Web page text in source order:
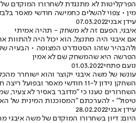
הפרקליטות לא מתנגדת לשחרורו המוקדם
מין • צפוי להשלים כחמישה חודשי מאסר בלבד מתוך ה-11
עידן אבני07.03.2022
איבגי, הפעם זה לא משחק - תהיה אמיתי
אם איבגי היה מתנצל, הוא יכול היה להתוות
ולהבהיר שזהו הסטנדרט המצופה • הבעיה
הפרשה היא שהמשחק שם לא אמין
נועם פתחי01.03.2022
עונשו של משה איבגי יקוצר והוא ישוחרר
השחקן נידון ל-11 חודשי מאסר
השחרורים טענו כי "מדובר באסיר לא צעיר,
טיפול" • להערכתם "המסוכנות המינית של
עידן אבני28.02.2022
היום: דיון בשחרורו המוקדם של משה איבגי